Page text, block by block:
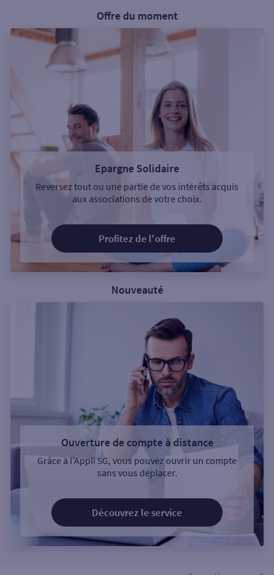
Offre du moment
Epargne Solidaire
Reversez tout ou une partie de vos intérêts acquis
aux associations de votre choix.
Profitez de l'offre
Nouveauté
Ouverture de compte à distance
Grâce à l’Appli SG, vous pouvez ouvrir un compte
sans vous déplacer.
Découvrez le service